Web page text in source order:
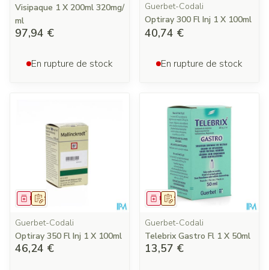
Visipaque 1 X 200ml 320mg/
ml
97,94 €
En rupture de stock
Guerbet-Codali
Optiray 300 Fl Inj 1 X 100ml
40,74 €
En rupture de stock
Sur prescription
Médicament
Guerbet-Codali
Optiray 350 Fl Inj 1 X 100ml
46,24 €
Sur prescription
Médicament
Guerbet-Codali
Telebrix Gastro Fl 1 X 50ml
13,57 €